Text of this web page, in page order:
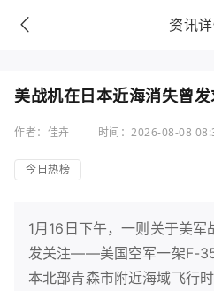
资讯
美战机在日本近海消失曾
作者：佳卉 时间：2026-08-08
今日热榜
1月16日下午，一则关于美军
发关注——美国空军一架F-
本北部青森市附近海域飞行